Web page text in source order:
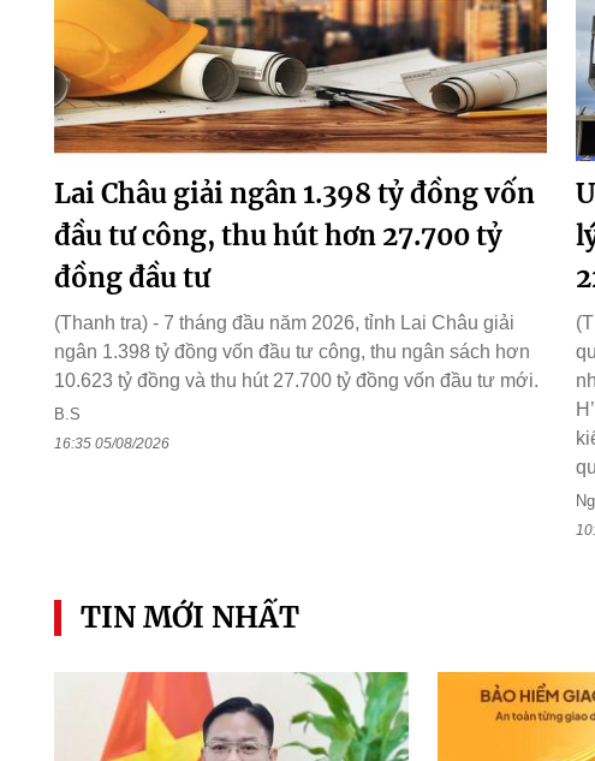
Lai Châu giải ngân 1.398 tỷ đồng vốn
đầu tư công, thu hút hơn 27.700 tỷ
đồng đầu tư
(Thanh tra) - 7 tháng đầu năm 2026, tỉnh Lai Châu giải
ngân 1.398 tỷ đồng vốn đầu tư công, thu ngân sách hơn
10.623 tỷ đồng và thu hút 27.700 tỷ đồng vốn đầu tư mới.
B.S
16:35 05/08/2026
TIN MỚI NHẤT